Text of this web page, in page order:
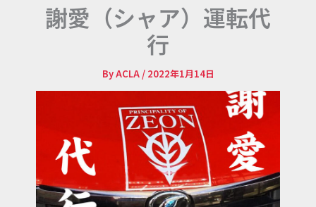
謝愛（シャア）運転代
行
ByACLA / 2022年1月14日